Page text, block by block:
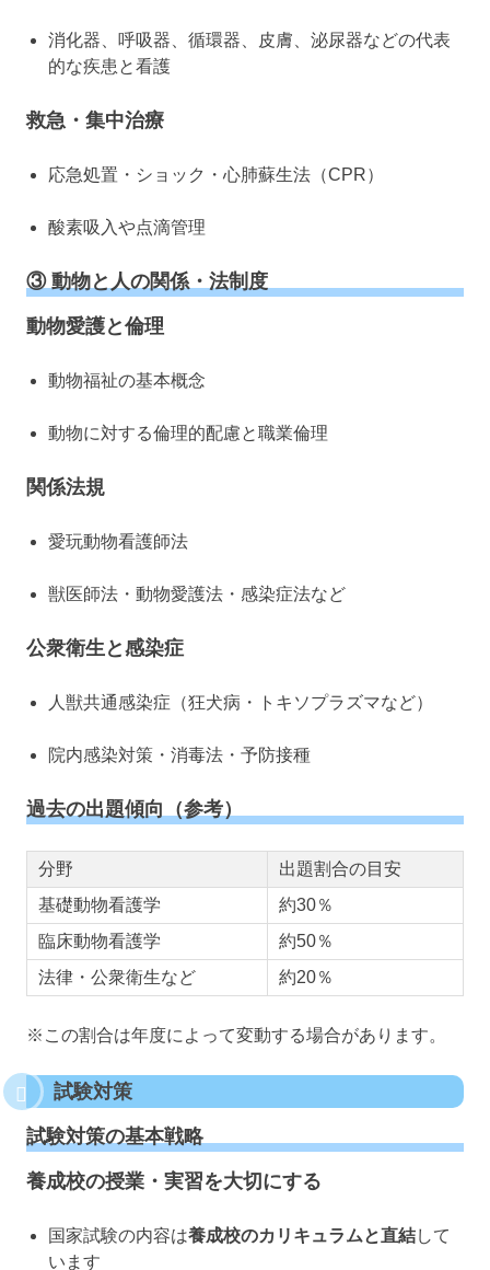
消化器、呼吸器、循環器、皮膚、泌尿器などの代表
的な疾患と看護
救急・集中治療
応急処置・ショック・心肺蘇生法（CPR）
酸素吸入や点滴管理
③ 動物と人の関係・法制度
動物愛護と倫理
動物福祉の基本概念
動物に対する倫理的配慮と職業倫理
関係法規
愛玩動物看護師法
獣医師法・動物愛護法・感染症法など
公衆衛生と感染症
人獣共通感染症（狂犬病・トキソプラズマなど）
院内感染対策・消毒法・予防接種
過去の出題傾向（参考）
分野
出題割合の目安
基礎動物看護学
約30％
臨床動物看護学
約50％
法律・公衆衛生など
約20％
※この割合は年度によって変動する場合があります。
試験対策
試験対策の基本戦略
養成校の授業・実習を大切にする
国家試験の内容は養成校のカリキュラムと直結して
います